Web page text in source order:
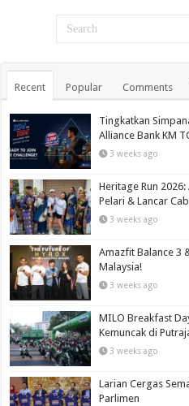
Recent Popular Comments
Tingkatkan
Alliance Bank KM
3 weeks ago
Heritage Run
Pelari & Lancar
3 weeks ago
Amazfit Balance 3
Malaysia!
3 weeks ago
MILO Breakfast
Kemuncak di
3 weeks ago
Larian Cergas
Parlimen